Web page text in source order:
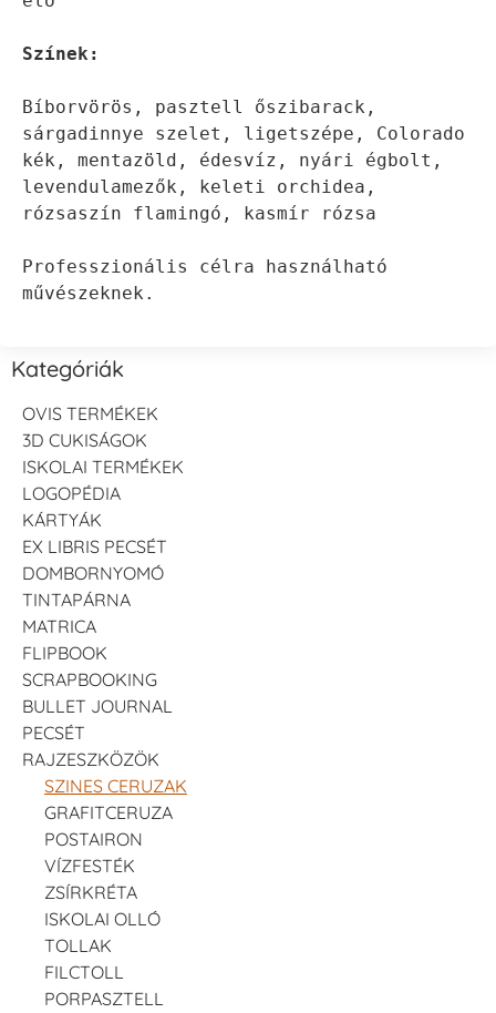
Bíborvörös, pasztell őszibarack,
sárgadinnye szelet, ligetszépe, Colorado
kék, mentazöld, édesvíz, nyári égbolt,
levendulamezők, keleti orchidea,
rózsaszín flamingó, kasmír rózsa
Professzionális célra használható
művészeknek.
Kategóriák
OVIS TERMÉKEK
3D CUKISÁGOK
ISKOLAI TERMÉKEK
LOGOPÉDIA
KÁRTYÁK
EX LIBRIS PECSÉT
DOMBORNYOMÓ
TINTAPÁRNA
MATRICA
FLIPBOOK
SCRAPBOOKING
BULLET JOURNAL
PECSÉT
RAJZESZKÖZÖK
SZINES CERUZAK
GRAFITCERUZA
POSTAIRON
VÍZFESTÉK
ZSÍRKRÉTA
ISKOLAI OLLÓ
TOLLAK
FILCTOLL
PORPASZTELL